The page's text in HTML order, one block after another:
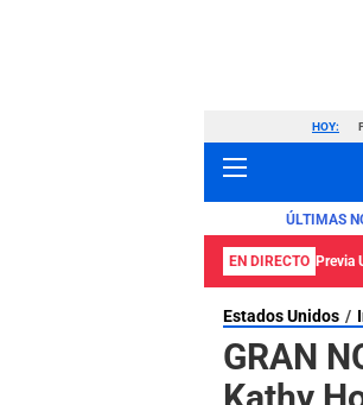
HOY:
ÚLTIMAS
EN DIRECTO Previa
Estados Unidos
GRAN